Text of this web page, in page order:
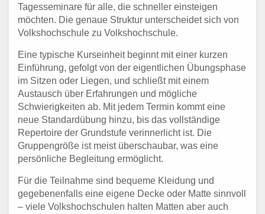
Tagesseminare für alle, die schneller einsteigen
möchten. Die genaue Struktur unterscheidet sich von
Volkshochschule zu Volkshochschule.
Eine typische Kurseinheit beginnt mit einer kurzen
Einführung, gefolgt von der eigentlichen Übungsphase
im Sitzen oder Liegen, und schließt mit einem
Austausch über Erfahrungen und mögliche
Schwierigkeiten ab. Mit jedem Termin kommt eine
neue Standardübung hinzu, bis das vollständige
Repertoire der Grundstufe verinnerlicht ist. Die
Gruppengröße ist meist überschaubar, was eine
persönliche Begleitung ermöglicht.
Für die Teilnahme sind bequeme Kleidung und
gegebenenfalls eine eigene Decke oder Matte sinnvoll
– viele Volkshochschulen halten Matten aber auch